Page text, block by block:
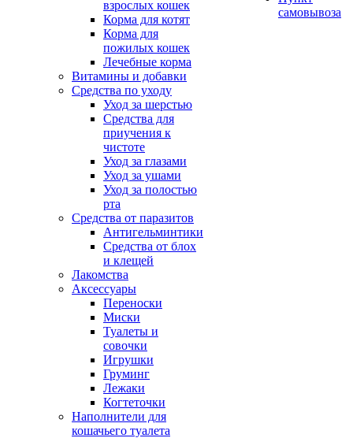
взрослых кошек
Корма для котят
Корма для
пожилых кошек
Лечебные корма
Витамины и добавки
Средства по уходу
Уход за шерстью
Средства для
приучения к
чистоте
Уход за глазами
Уход за ушами
Уход за полостью
рта
Средства от паразитов
Антигельминтики
Средства от блох
и клещей
Лакомства
Аксессуары
Переноски
Миски
Туалеты и
совочки
Игрушки
Груминг
Лежаки
Когтеточки
Наполнители для
кошачьего туалета
самовывоза